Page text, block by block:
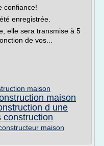
confiance!
enregistrée.
elle sera transmise à 5
de vos...
maison
maison
d une
construction
maison